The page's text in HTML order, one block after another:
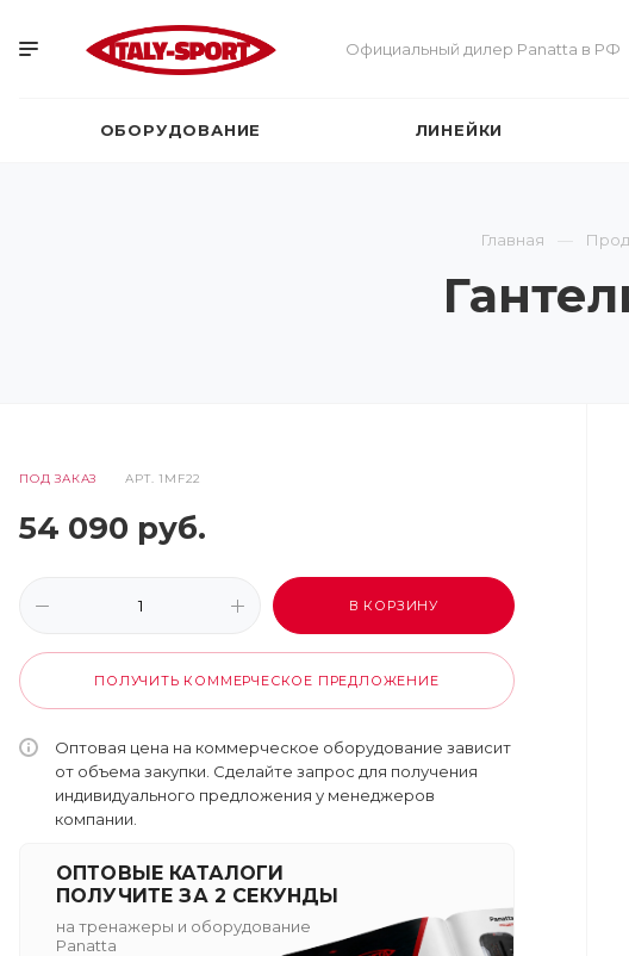
Официальный дилер Panatta в РФ
ОБОРУДОВАНИЕ ЛИНЕЙКИ
Главная
ПОД ЗАКАЗ АРТ.1MF22
54 090 руб.
В КОРЗИНУ
ПОЛУЧИТЬ КОММЕРЧЕСКОЕ ПРЕДЛОЖЕНИЕ
Оптовая цена на коммерческое оборудование зависит
от объема закупки. Сделайте запрос для получения
индивидуального предложения у менеджеров
компании.
ОПТОВЫЕ КАТАЛОГИ
ПОЛУЧИТЕ ЗА 2 СЕКУНДЫ
на тренажеры и оборудование
Panatta